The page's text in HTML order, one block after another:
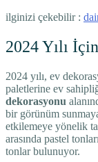
ilginizi çekebilir :
2024 Yılı
2024 yılı, ev
paletlerine ev
dekorasyonu
bir görünüm
etkilemeye yönelik
arasında pastel
tonlar bulunuyor.